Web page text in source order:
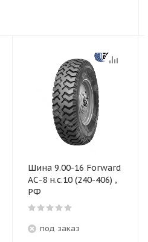
Шина 9.00-16 Forward
АС-8 н.с.10 (240-406) ,
РФ
под заказ